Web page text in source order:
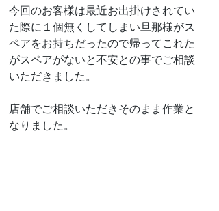
今回のお客様は最近お出掛けされてい
た際に１個無くしてしまい旦那様がス
ペアをお持ちだったので帰ってこれた
がスペアがないと不安との事でご相談
いただきました。
店舗でご相談いただきそのまま作業と
なりました。